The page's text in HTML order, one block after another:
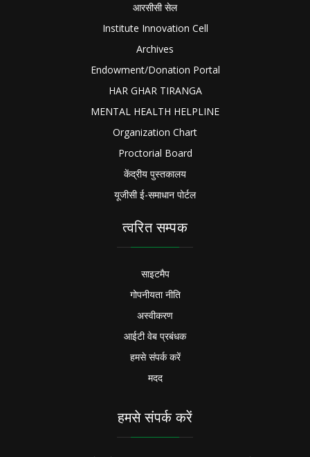
आरसीसी सेल
Institute Innovation Cell
Archives
Endowment/Donation Portal
HAR GHAR TIRANGA
MENTAL HEALTH HELPLINE
Organization Chart
Proctorial Board
केंद्रीय पुस्तकालय
यूजीसी ई-समाधान पोर्टल
त्वरित सम्पक
साइटमैप
गोपनीयता नीति
अस्वीकरण
आईटी वेब प्रबंधक
हमसे संपर्क करें
मदद
हमसे संपर्क करें